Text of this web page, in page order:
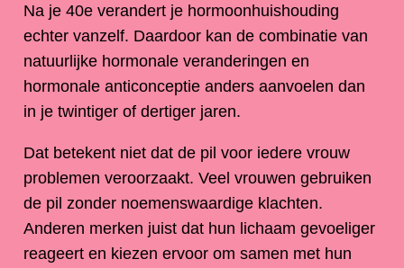
Na je 40e verandert je hormoonhuishouding
echter vanzelf. Daardoor kan de combinatie van
natuurlijke hormonale veranderingen en
hormonale anticonceptie anders aanvoelen dan
in je twintiger of dertiger jaren.
Dat betekent niet dat de pil voor iedere vrouw
problemen veroorzaakt. Veel vrouwen gebruiken
de pil zonder noemenswaardige klachten.
Anderen merken juist dat hun lichaam gevoeliger
reageert en kiezen ervoor om samen met hun